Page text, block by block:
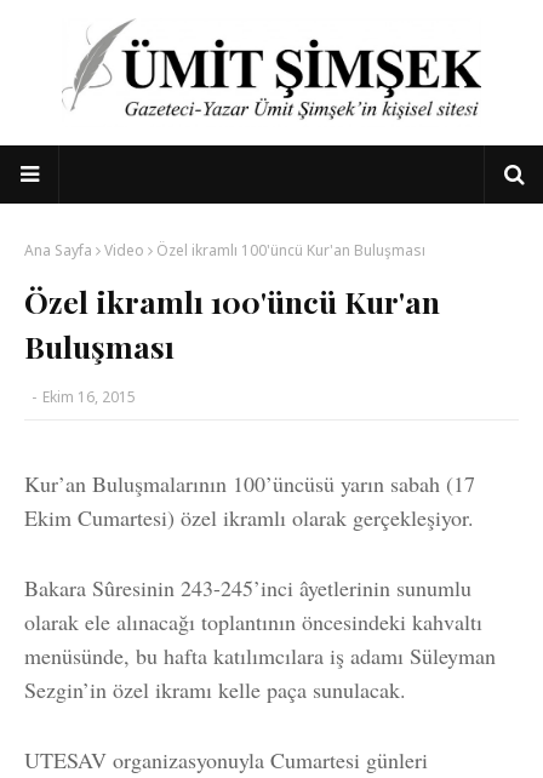
Ana Sayfa Video Özel ikramlı 100'üncü Kur'an Buluşması
Özel ikramlı 100'üncü Kur'an
Buluşması
- Ekim 16, 2015
Kur’an Buluşmalarının 100’üncüsü yarın sabah (17
Ekim Cumartesi) özel ikramlı olarak gerçekleşiyor.
Bakara Sûresinin 243-245’inci âyetlerinin sunumlu
olarak ele alınacağı toplantının öncesindeki kahvaltı
menüsünde, bu hafta katılımcılara iş adamı Süleyman
Sezgin’in özel ikramı kelle paça sunulacak.
UTESAV organizasyonuyla Cumartesi günleri